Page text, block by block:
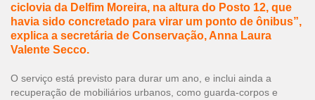
ciclovia da Delfim Moreira, na altura do Posto 12, que
havia sido concretado para virar um ponto de ônibus”,
explica a secretária de Conservação, Anna Laura
Valente Secco.
O serviço está previsto para durar um ano, e inclui ainda a
recuperação de mobiliários urbanos, como guarda-corpos e